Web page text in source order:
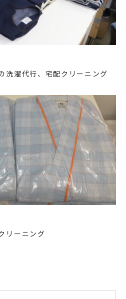
濯代行、宅配クリーニング
リーニング